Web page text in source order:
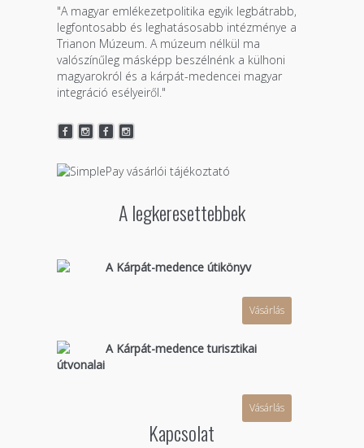
"A magyar emlékezetpolitika egyik legbátrabb,
legfontosabb és leghatásosabb intézménye a
Trianon Múzeum. A múzeum nélkül ma
valószínűleg másképp beszélnénk a külhoni
magyarokról és a kárpát-medencei magyar
integráció esélyeiről."
A legkeresettebbek
A Kárpát-medence útikönyv
Vásárlás
A Kárpát-medence turisztikai
útvonalai
Vásárlás
Kapcsolat